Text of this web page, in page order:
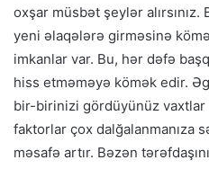
oxşar müsbət şeylər
yeni əlaqələrə girməsinə
imkanlar var. Bu, hər dəfə
hiss etməməyə kömək edir.
bir-birinizi gördüyünüz
faktorlar çox dalğalanmanıza
məsafə artır. Bəzən